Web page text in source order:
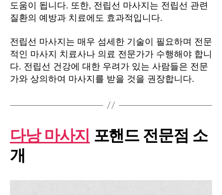
도움이 됩니다. 또한, 전립선 마사지는 전립선 관련
질환의 예방과 치료에도 효과적입니다.
전립선 마사지는 매우 섬세한 기술이 필요하며 전문
적인 마사지 치료사나 의료 전문가가 수행해야 합니
다. 전립선 건강에 대한 우려가 있는 사람들은 전문
가와 상의하여 마사지를 받을 것을 권장합니다.
다낭 마사지 포핸드 전문점 소
개